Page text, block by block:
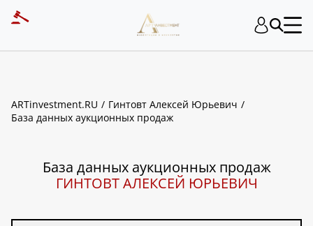
ARTinvestment.RU
Гинтовт Алексей Юрьевич
База данных аукционных продаж
База данных аукционных продаж
ГИНТОВТ АЛЕКСЕЙ ЮРЬЕВИЧ